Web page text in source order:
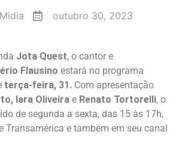
outubro 30, 2023
Jota Quest, o cantor e
Flausino estará no programa
terça-feira, 31. Com apresentação
Iara Oliveira e Renato Tortorelli, o
de segunda a sexta, das 15 às 17h,
Transamérica e também em seu canal